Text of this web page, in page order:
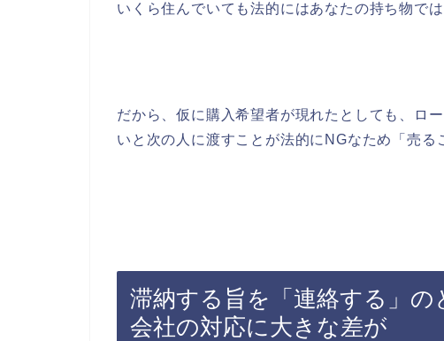
いくら住んでいても法的にはあなたの持ち物では
だから、仮に購入希望者が現れたとしても、ロ
いと次の人に渡すことが法的にNGなため「売る
滞納する旨を「連絡する」
会社の対応に大きな差が